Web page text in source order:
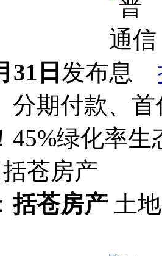
31日 发布
分期付款、
45%绿化率
苍房产
括苍房产土